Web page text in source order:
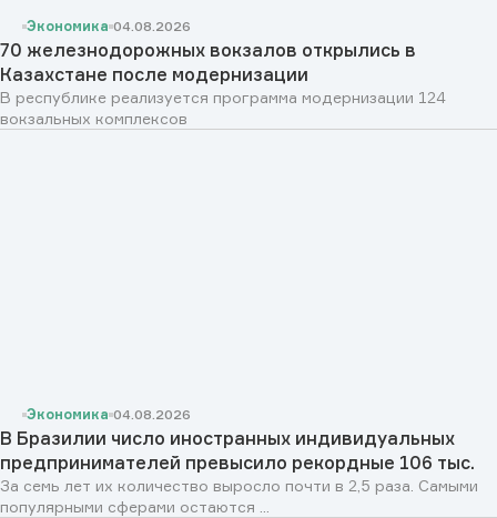
Экономика 04.08.2026
70 железнодорожных вокзалов открылись в
Казахстане после модернизации
В республике реализуется программа модернизации 124
вокзальных комплексов
Экономика 04.08.2026
В Бразилии число иностранных индивидуальных
предпринимателей превысило рекордные 106 тыс.
За семь лет их количество выросло почти в 2,5 раза. Самыми
популярными сферами остаются ...